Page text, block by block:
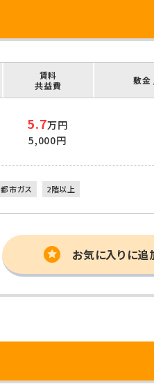
賃料
共益費
敷金
5.7万円
5,000円
都市ガス 2階以上
お気に入りに追